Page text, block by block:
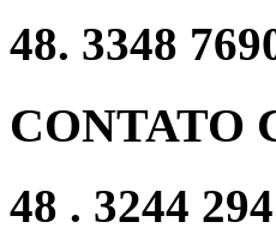
48. 3348
CONTATO
48 . 3244